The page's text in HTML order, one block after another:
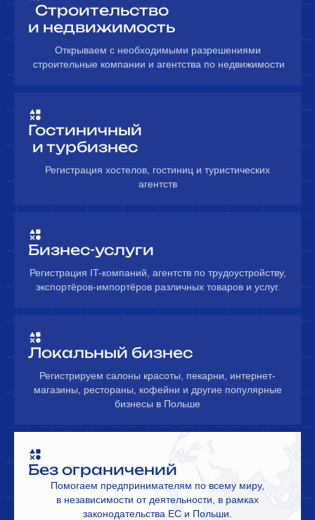
Строительство
и недвижимость
Открываем с необходимыми разрешениями
строительные компании и агентства по недвижимости
Гостиничный
и турбизнес
Регистрация хостелов, гостиниц и туристических
агентств
Бизнес-услуги
Регистрация IT-компаний, агентств по трудоустройству,
экспортёров-импортёров различных товаров и услуг.
Локальный бизнес
Регистрируем салоны красоты, пекарни, интернет-
магазины, рестораны, кофейни и другие популярные
бизнесы в Польше
Без ограничений
Помогаем предпринимателям по всему миру,
в независимости от деятельности, в рамках
законодательства ЕС и Польши.